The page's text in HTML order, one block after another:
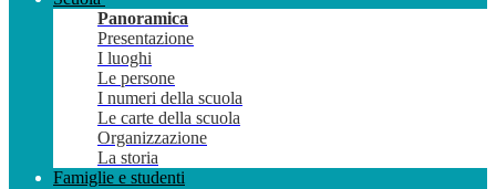
Panoramica
Presentazione
I luoghi
Le persone
I numeri della scuola
Le carte della scuola
Organizzazione
La storia
Famiglie e studenti